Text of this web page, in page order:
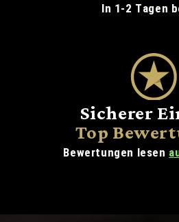
In 1-2 Tagen
Sicherer
Top
Bewertungen lesen